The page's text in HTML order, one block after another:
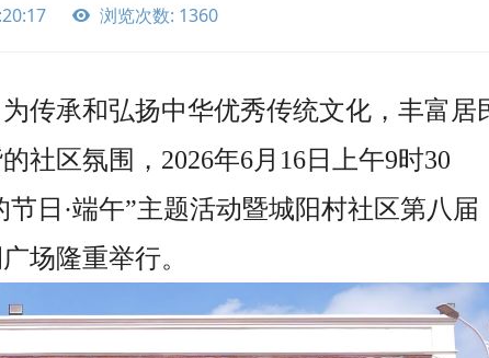
浏览次数: 1360
传承和弘扬中华优秀传统文化，丰富居
社区氛围，2026年6月16日上午9时30
日·端午”主题活动暨城阳村社区第八届
场隆重举行。